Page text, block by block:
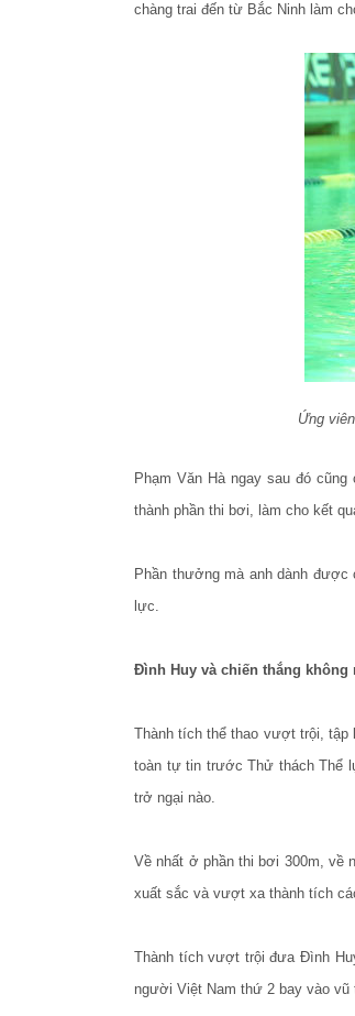
chàng trai đến từ Bắc Ninh làm
Ứng
Phạm Văn Hà ngay sau đó
thành phần thi bơi, làm cho kết
Phần thưởng mà anh dành
lực.
Đình Huy và chiến thắng không
Thành tích thể thao vượt trội, tập
toàn tự tin trước Thử thách Thể
trở ngại nào.
Về nhất ở phần thi bơi 300m, về
xuất sắc và vượt xa thành tích
Thành tích vượt trội đưa Đình
người Việt Nam thứ 2 bay vào vũ